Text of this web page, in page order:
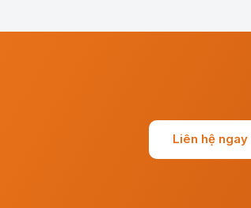
Liên hệ ngay